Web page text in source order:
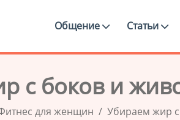
Общение Статьи
с боков и
для женщин Убираем жир